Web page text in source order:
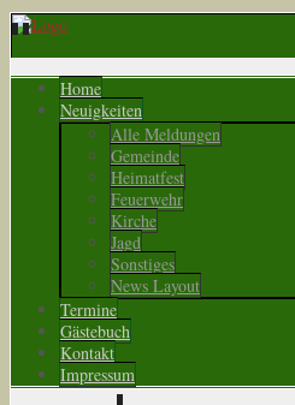
Home
Neuigkeiten
Alle Meldungen
Gemeinde
Heimatfest
Feuerwehr
Kirche
Jagd
Sonstiges
News Layout
Termine
Gästebuch
Kontakt
Impressum